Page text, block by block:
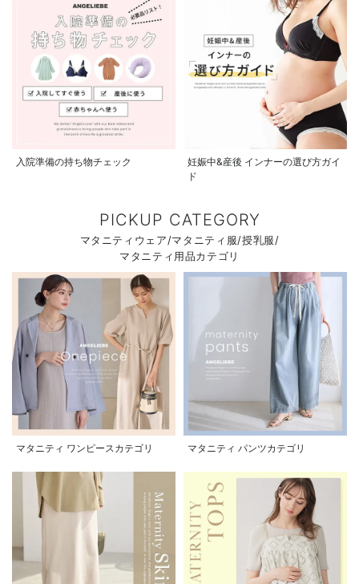
入院準備の持ち物チェック
妊娠中&産後 インナーの選び方ガイ
ド
PICKUP CATEGORY
マタニティウェア/マタニティ服/授乳服/
マタニティ用品カテゴリ
マタニティ ワンピースカテゴリ マタニティ パンツカテゴリ